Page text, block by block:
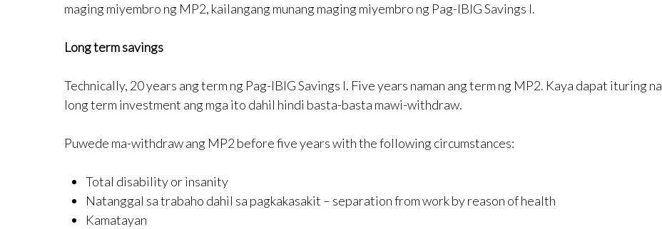
maging miyembro ng MP2, kailangang munang maging miyembro ng Pag-IBIG Savings I.
Long term savings
Technically, 20 years ang term ng Pag-IBIG Savings I. Five years naman ang term ng MP2. Kaya dapat ituring na
long term investment ang mga ito dahil hindi basta-basta mawi-withdraw.
Puwede ma-withdraw ang MP2 before five years with the following circumstances:
Total disability or insanity
Natanggal sa trabaho dahil sa pagkakasakit – separation from work by reason of health
Kamatayan